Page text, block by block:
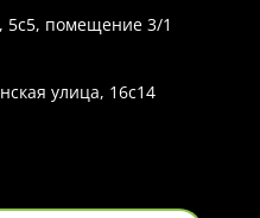
5с5, помещение 3/1
улица, 16с14